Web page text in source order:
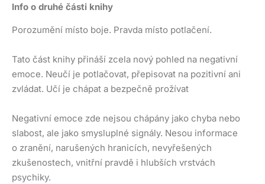
Info o druhé části knihy
Porozumění místo boje. Pravda místo potlačení.
Tato část knihy přináší zcela nový pohled na negativní
emoce. Neučí je potlačovat, přepisovat na pozitivní ani
zvládat. Učí je chápat a bezpečně prožívat
Negativní emoce zde nejsou chápány jako chyba nebo
slabost, ale jako smysluplné signály. Nesou informace
o zranění, narušených hranicích, nevyřešených
zkušenostech, vnitřní pravdě i hlubších vrstvách
psychiky.